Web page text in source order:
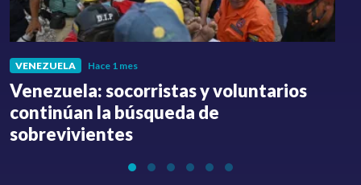
VENEZUELA Hace 1 mes
Venezuela: socorristas y voluntarios
continúan la búsqueda de
sobrevivientes